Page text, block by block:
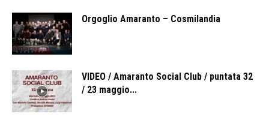
Orgoglio Amaranto – Cosmilandia
VIDEO / Amaranto Social Club / puntata 32
/ 23 maggio...